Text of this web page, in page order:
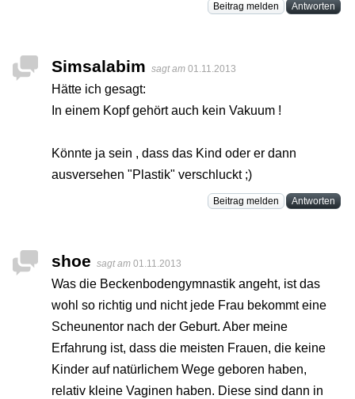
Beitrag melden Antworten
Simsalabim sagt am 01.11.2013
Hätte ich gesagt:
In einem Kopf gehört auch kein Vakuum !
Könnte ja sein , dass das Kind oder er dann
ausversehen "Plastik" verschluckt ;)
Beitrag melden Antworten
shoe sagt am 01.11.2013
Was die Beckenbodengymnastik angeht, ist das
wohl so richtig und nicht jede Frau bekommt eine
Scheunentor nach der Geburt. Aber meine
Erfahrung ist, dass die meisten Frauen, die keine
Kinder auf natürlichem Wege geboren haben,
relativ kleine Vaginen haben. Diese sind dann in